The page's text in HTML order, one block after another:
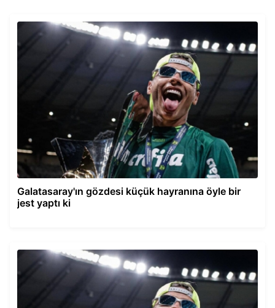
Galatasaray'ın gözdesi küçük hayranına öyle bir
jest yaptı ki